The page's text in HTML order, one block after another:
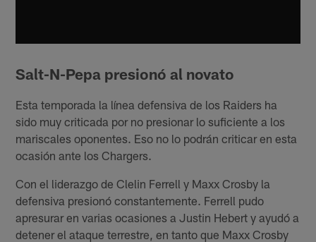
Salt-N-Pepa presionó al novato
Esta temporada la línea defensiva de los Raiders ha
sido muy criticada por no presionar lo suficiente a los
mariscales oponentes. Eso no lo podrán criticar en esta
ocasión ante los Chargers.
Con el liderazgo de Clelin Ferrell y Maxx Crosby la
defensiva presionó constantemente. Ferrell pudo
apresurar en varias ocasiones a Justin Hebert y ayudó a
detener el ataque terrestre, en tanto que Maxx Crosby